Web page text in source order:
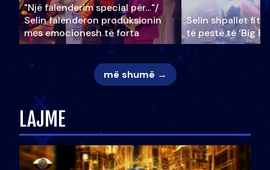
"Një falenderim special për…"/
Selin falënderon produksionin
mes emocionesh të forta
Selin shpallet
të pestë të ‘Big
më shumë →
LAJME